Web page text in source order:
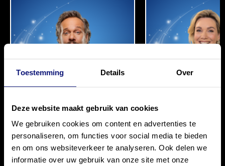
Toestemming Details Over
Deze website maakt gebruik van cookies
We gebruiken cookies om content en advertenties te
personaliseren, om functies voor social media te bieden
en om ons websiteverkeer te analyseren. Ook delen we
informatie over uw gebruik van onze site met onze
CARLO BOSZHARD MARLIJN